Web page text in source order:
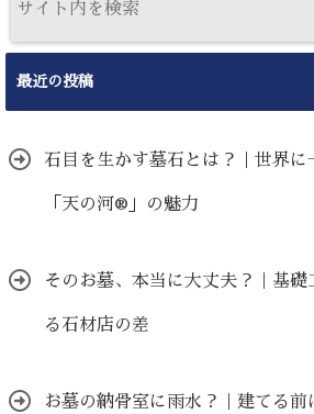
最近の投稿
石目を生かす墓石とは？｜世界に
「天の河®」の魅力
そのお墓、本当に大丈夫？｜基礎
る石材店の差
お墓の納骨室に雨水？｜建てる